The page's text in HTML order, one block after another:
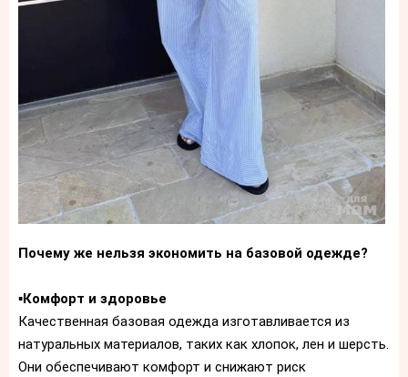
Почему же нельзя экономить на базовой одежде?
▪️Комфорт и здоровье
Качественная базовая одежда изготавливается из
натуральных материалов, таких как хлопок, лен и шерсть.
Они обеспечивают комфорт и снижают риск